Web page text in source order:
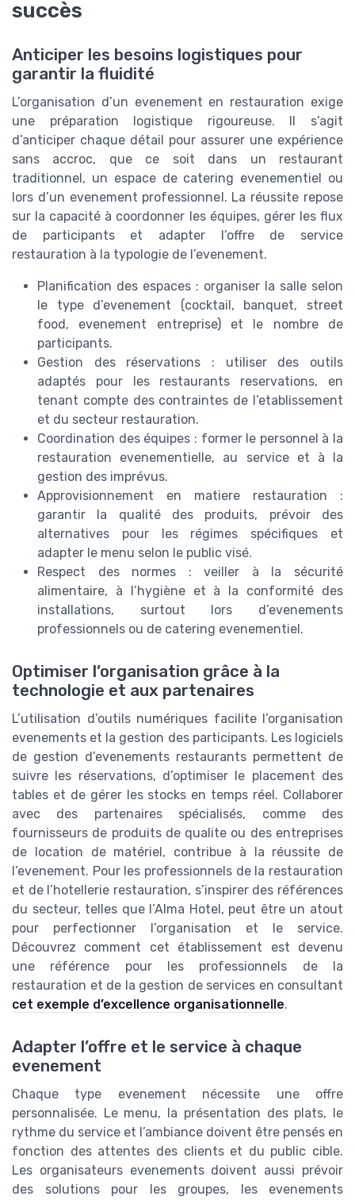
succès
Anticiper les besoins logistiques pour
garantir la fluidité
L’organisation d’un evenement en restauration exige
une préparation logistique rigoureuse. Il s’agit
d’anticiper chaque détail pour assurer une expérience
sans accroc, que ce soit dans un restaurant
traditionnel, un espace de catering evenementiel ou
lors d’un evenement professionnel. La réussite repose
sur la capacité à coordonner les équipes, gérer les flux
de participants et adapter l’offre de service
restauration à la typologie de l’evenement.
Planification des espaces : organiser la salle selon
le type d’evenement (cocktail, banquet, street
food, evenement entreprise) et le nombre de
participants.
Gestion des réservations : utiliser des outils
adaptés pour les restaurants reservations, en
tenant compte des contraintes de l’etablissement
et du secteur restauration.
Coordination des équipes : former le personnel à la
restauration evenementielle, au service et à la
gestion des imprévus.
Approvisionnement en matiere restauration :
garantir la qualité des produits, prévoir des
alternatives pour les régimes spécifiques et
adapter le menu selon le public visé.
Respect des normes : veiller à la sécurité
alimentaire, à l’hygiène et à la conformité des
installations, surtout lors d’evenements
professionnels ou de catering evenementiel.
Optimiser l’organisation grâce à la
technologie et aux partenaires
L’utilisation d’outils numériques facilite l’organisation
evenements et la gestion des participants. Les logiciels
de gestion d’evenements restaurants permettent de
suivre les réservations, d’optimiser le placement des
tables et de gérer les stocks en temps réel. Collaborer
avec des partenaires spécialisés, comme des
fournisseurs de produits de qualite ou des entreprises
de location de matériel, contribue à la réussite de
l’evenement. Pour les professionnels de la restauration
et de l’hotellerie restauration, s’inspirer des références
du secteur, telles que l’Alma Hotel, peut être un atout
pour perfectionner l’organisation et le service.
Découvrez comment cet établissement est devenu
une référence pour les professionnels de la
restauration et de la gestion de services en consultant
cet exemple d’excellence organisationnelle.
Adapter l’offre et le service à chaque
evenement
Chaque type evenement nécessite une offre
personnalisée. Le menu, la présentation des plats, le
rythme du service et l’ambiance doivent être pensés en
fonction des attentes des clients et du public cible.
Les organisateurs evenements doivent aussi prévoir
des solutions pour les groupes, les evenements